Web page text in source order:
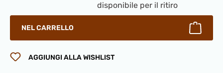
disponibile per il ritiro
NEL CARRELLO
AGGIUNGI ALLA WISHLIST